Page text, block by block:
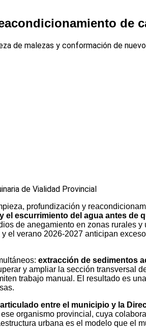
de
de malezas y conformación de
profundización y
el escurrimiento del agua antes de
de anegamiento en zonas rurales y
el verano 2026-2027 anticipan
extracción de sedimentos
y ampliar la sección transversal
trabajo manual. El resultado es
entre el municipio y la
organismo provincial, cuya
urbana es el modelo que